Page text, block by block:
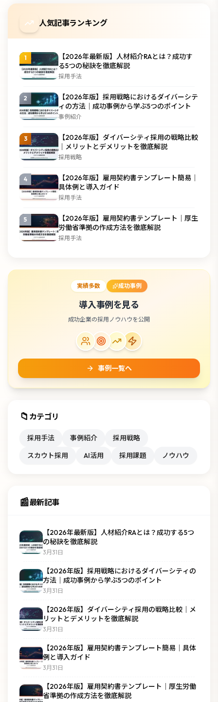
人気記事ランキング
1
【2026年最新版】人材紹介RAとは？成功す
る5つの秘訣を徹底解説
採用手法
2
【2026年版】採用戦略におけるダイバーシテ
ィの方法｜成功事例から学ぶ5つのポイント
事例紹介
3
【2026年版】ダイバーシティ採用の戦略比較
｜メリットとデメリットを徹底解説
採用戦略
4
【2026年版】雇用契約書テンプレート簡易｜
具体例と導入ガイド
採用手法
5
【2026年版】雇用契約書テンプレート｜厚生
労働省準拠の作成方法を徹底解説
採用手法
実績多数 成功事例
導入事例を見る
成功企業の採用ノウハウを公開
事例一覧へ
📁 カテゴリ
採用手法 事例紹介
採用戦略
スカウト採用
AI活用 採用課題 ノウハウ
📰最新記事
【2026年最新版】人材紹介RAとは？成功する5つ
の秘訣を徹底解説
3月31日
【2026年版】採用戦略におけるダイバーシティの
方法｜成功事例から学ぶ5つのポイント
3月31日
【2026年版】ダイバーシティ採用の戦略比較｜メ
リットとデメリットを徹底解説
3月31日
【2026年版】雇用契約書テンプレート簡易｜具体
例と導入ガイド
3月31日
【2026年版】雇用契約書テンプレート｜厚生労働
省準拠の作成方法を徹底解説